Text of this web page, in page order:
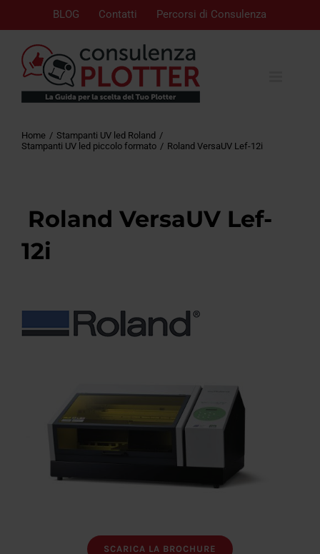
BLOG Contatti Percorsi di Consulenza
Home
Stampanti UV led Roland
Stampanti UV led piccolo formato
Roland VersaUV Lef-12i
Roland VersaUV Lef-
12i
SCARICA LA BROCHURE